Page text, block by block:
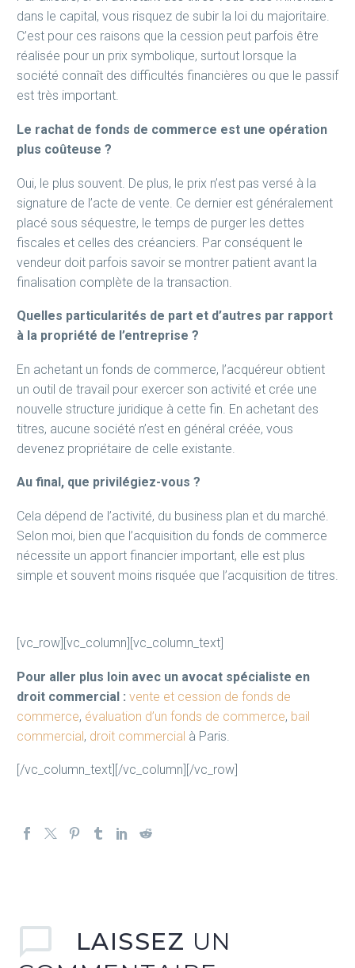
dans le capital, vous risquez de subir la loi du majoritaire.
C’est pour ces raisons que la cession peut parfois être
réalisée pour un prix symbolique, surtout lorsque la
société connaît des difficultés financières ou que le passif
est très important.
Le rachat de fonds de commerce est une opération
plus coûteuse ?
Oui, le plus souvent. De plus, le prix n’est pas versé à la
signature de l’acte de vente. Ce dernier est généralement
placé sous séquestre, le temps de purger les dettes
fiscales et celles des créanciers. Par conséquent le
vendeur doit parfois savoir se montrer patient avant la
finalisation complète de la transaction.
Quelles particularités de part et d’autres par rapport
à la propriété de l’entreprise ?
En achetant un fonds de commerce, l’acquéreur obtient
un outil de travail pour exercer son activité et crée une
nouvelle structure juridique à cette fin. En achetant des
titres, aucune société n’est en général créée, vous
devenez propriétaire de celle existante.
Au final, que privilégiez-vous ?
Cela dépend de l’activité, du business plan et du marché.
Selon moi, bien que l’acquisition du fonds de commerce
nécessite un apport financier important, elle est plus
simple et souvent moins risquée que l’acquisition de titres.
[vc_row][vc_column][vc_column_text]
Pour aller plus loin avec un avocat spécialiste en
droit commercial : vente et cession de fonds de
commerce, évaluation d’un fonds de commerce, bail
commercial, droit commercial à Paris.
[/vc_column_text][/vc_column][/vc_row]
LAISSEZ UN